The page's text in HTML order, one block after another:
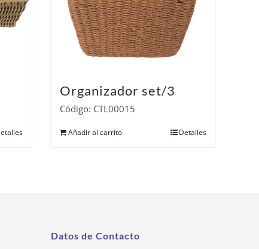
Organizador set/3
Código: CTL00015
Añadir al carrito Detalles
Datos de Contacto